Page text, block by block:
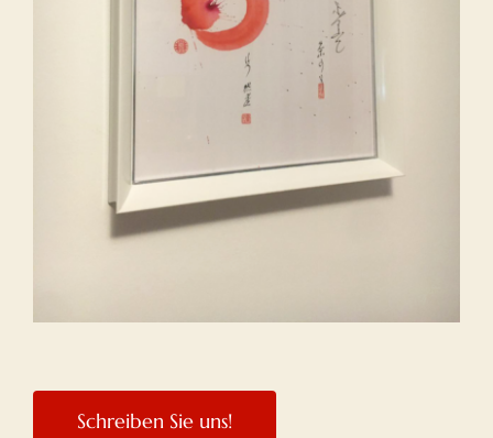
Schreiben Sie uns!